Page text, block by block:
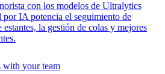
con los modelos de Ultralytics
IA potencia el seguimiento de
la gestión de colas y mejores